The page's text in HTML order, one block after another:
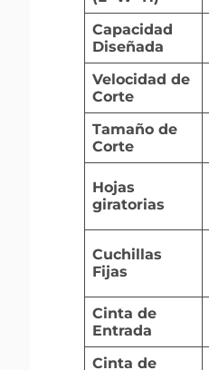
Capacidad
Diseñada
Velocidad de
Corte
Tamaño de
Corte
Hojas
giratorias
Cuchillas
Fijas
Cinta de
Entrada
Cinta de